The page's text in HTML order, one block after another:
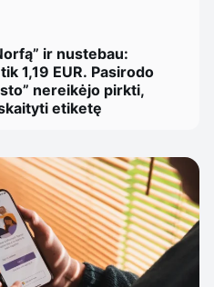
ir nustebau:
1,19 EUR. Pasirodo
nereikėjo pirkti,
etiketę